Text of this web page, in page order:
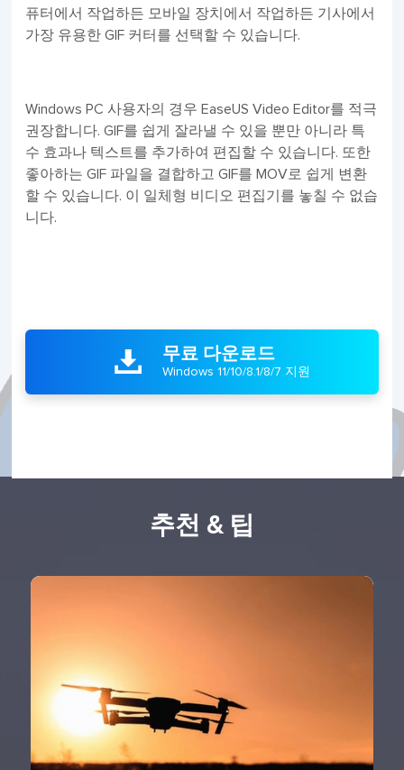
퓨터에서 작업하든 모바일 장치에서 작업하든 기사에서
가장 유용한 GIF 커터를 선택할 수 있습니다.
Windows PC 사용자의 경우 EaseUS Video Editor를 적극
권장합니다. GIF를 쉽게 잘라낼 수 있을 뿐만 아니라 특
수 효과나 텍스트를 추가하여 편집할 수 있습니다. 또한
좋아하는 GIF 파일을 결합하고 GIF를 MOV로 쉽게 변환
할 수 있습니다. 이 일체형 비디오 편집기를 놓칠 수 없습
니다.
 무료 다운로드
Windows 11/10/8.1/8/7 지원
추천 & 팁